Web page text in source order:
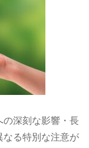
の深刻な影響・長
なる特別な注意が